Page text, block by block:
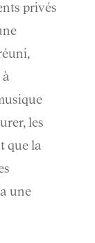
privés
à
les
que la
une